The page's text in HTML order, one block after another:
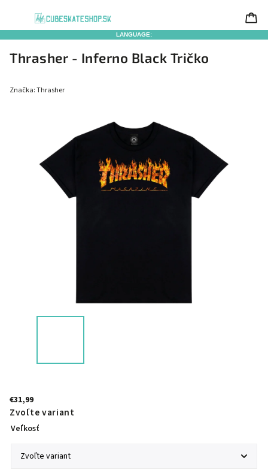
LANGUAGE:
Thrasher - Inferno Black Tričko
Značka:Thrasher
€31,99
Zvoľte variant
Veľkosť